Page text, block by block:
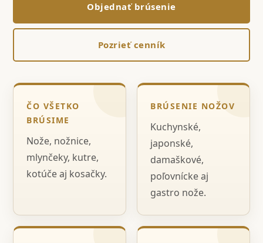
Objednať brúsenie
Pozrieť cenník
ČO VŠETKO
BRÚSIME
Nože, nožnice,
mlynčeky, kutre,
kotúče aj kosačky.
BRÚSENIE NOŽOV
Kuchynské,
japonské,
damaškové,
poľovnícke aj
gastro nože.